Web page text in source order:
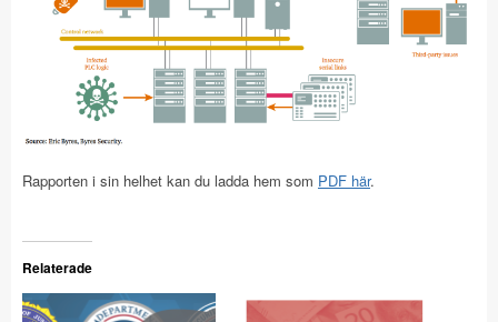
Rapporten i sin helhet kan du ladda hem som PDF här.
Relaterade